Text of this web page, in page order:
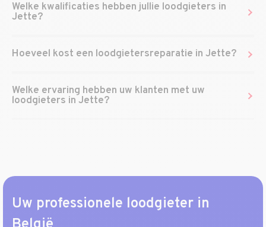
Welke kwalificaties hebben jullie loodgieters in
Jette?
Hoeveel kost een loodgietersreparatie in Jette?
Welke ervaring hebben uw klanten met uw
loodgieters in Jette?
Uw professionele loodgieter in